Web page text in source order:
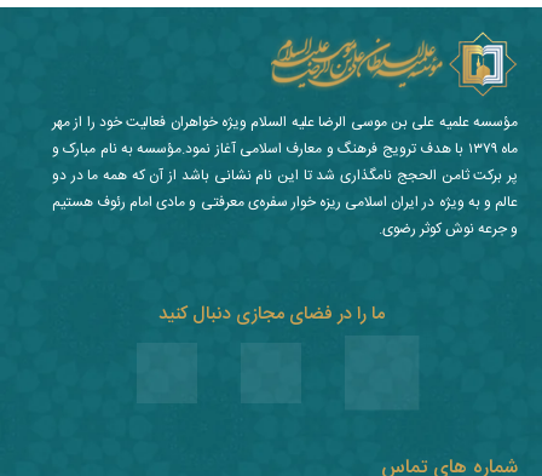
شماره های تماس
ما را در فضای مجازی دنبال کنید
مؤسسه علمیه علی بن موسی الرضا علیه السلام ویژه خواهران فعالیت خود را از مهر
ماه ۱۳۷۹ با هدف ترویج فرهنگ و معارف اسلامی آغاز نمود.مؤسسه به نام مبارک و
پر برکت ثامن الحجج نامگذاری شد تا این نام نشانی باشد از آن که همه ما در دو
عالم و به ویژه در ایران اسلامی ریزه خوار سفره‌ی معرفتی و مادی امام رئوف هستیم
و جرعه نوش کوثر رضوی.